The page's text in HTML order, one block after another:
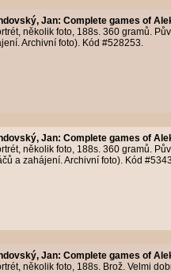
Jan: Complete games of
několik foto, 188s. 360 gramů.
Archivní foto). Kód #528253.
Jan: Complete games of
několik foto, 188s. 360 gramů.
a zahájení. Archivní foto). Kód
Jan: Complete games of
několik foto, 188s. Brož. Velmi